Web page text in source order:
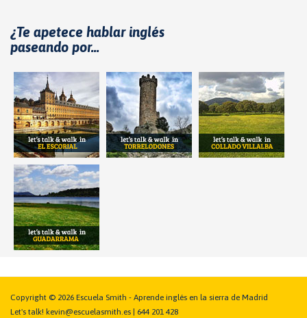
¿Te apetece hablar inglés
paseando por...
Copyright © 2026 Escuela Smith - Aprende inglés en la sierra de Madrid
Let's talk! kevin@escuelasmith.es | 644 201 428